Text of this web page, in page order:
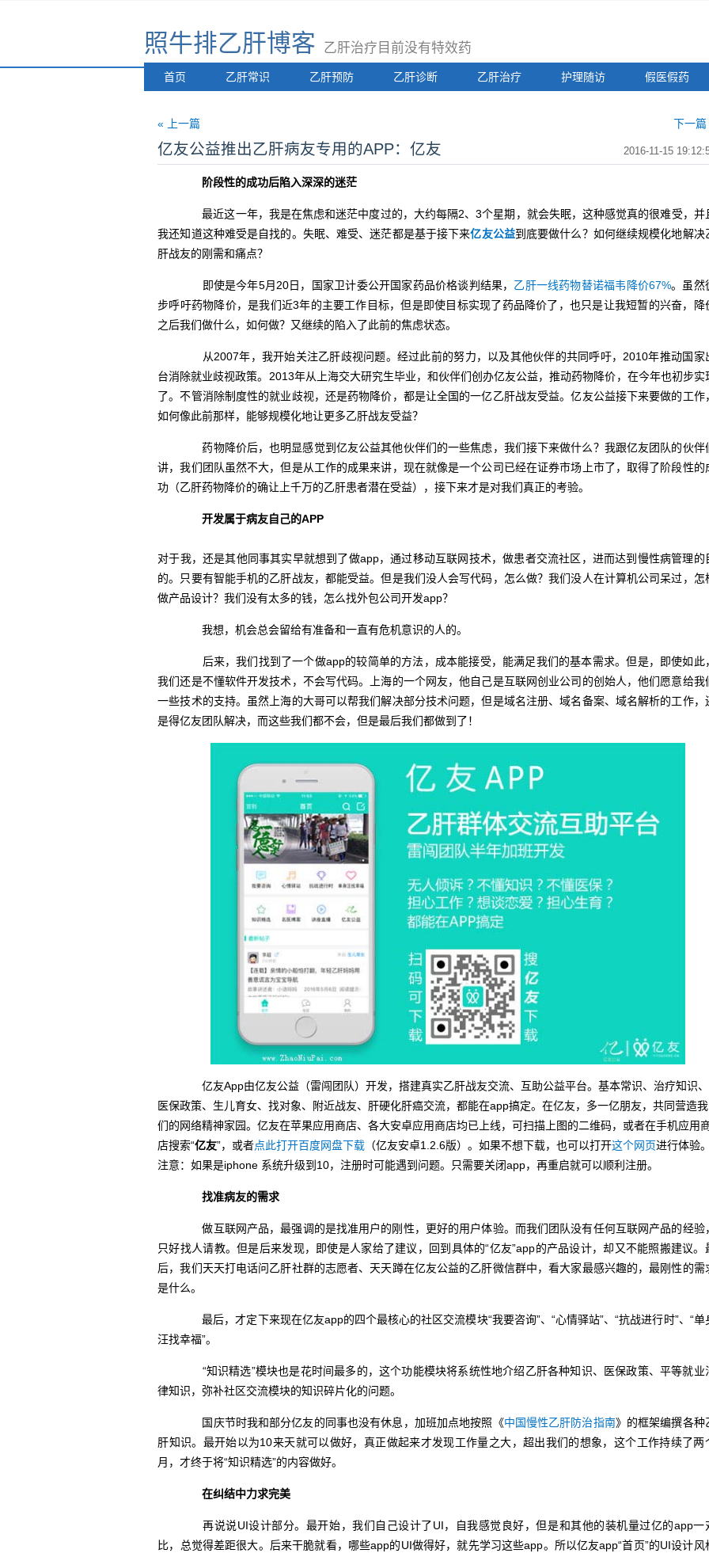
照牛排乙肝博客 乙肝治疗目前没有特效药
首页 乙肝常识 乙肝预防 乙肝诊断 乙肝治疗 护理随访 假医假药
« 上一篇 下一篇
2016-11-15
亿友公益推出乙肝病友专用的APP：亿友
阶段性的成功后陷入深深的迷茫
最近这一年，我是在焦虑和迷茫中度过的，大约每隔2、3个星期，就会失眠，这种感觉真的很难受，并
我还知道这种难受是自找的。失眠、难受、迷茫都是基于接下来亿友公益到底要做什么？如何继续规模化地解决
肝战友的刚需和痛点？
即使是今年5月20日，国家卫计委公开国家药品价格谈判结果， 乙肝一线药物替诺福韦降价67%。虽然
步呼吁药物降价，是我们近3年的主要工作目标，但是即使目标实现了药品降价了，也只是让我短暂的兴奋，降
之后我们做什么，如何做？又继续的陷入了此前的焦虑状态。
从2007年，我开始关注乙肝歧视问题。经过此前的努力，以及其他伙伴的共同呼吁，2010年推动国家
台消除就业歧视政策。2013年从上海交大研究生毕业，和伙伴们创办亿友公益，推动药物降价，在今年也初步实
了。不管消除制度性的就业歧视，还是药物降价，都是让全国的一亿乙肝战友受益。亿友公益接下来要做的工作，
如何像此前那样，能够规模化地让更多乙肝战友受益？
药物降价后，也明显感觉到亿友公益其他伙伴们的一些焦虑，我们接下来做什么？我跟亿友团队的伙伴
讲，我们团队虽然不大，但是从工作的成果来讲，现在就像是一个公司已经在证券市场上市了，取得了阶段性的
功（乙肝药物降价的确让上千万的乙肝患者潜在受益），接下来才是对我们真正的考验。
开发属于病友自己的APP
对于我，还是其他同事其实早就想到了做app，通过移动互联网技术，做患者交流社区，进而达到慢性病管理的
的。只要有智能手机的乙肝战友，都能受益。但是我们没人会写代码，怎么做？我们没人在计算机公司呆过，怎
做产品设计？我们没有太多的钱，怎么找外包公司开发app？
我想，机会总会留给有准备和一直有危机意识的人的。
后来，我们找到了一个做app的较简单的方法，成本能接受，能满足我们的基本需求。但是，即使如此，
我们还是不懂软件开发技术，不会写代码。上海的一个网友，他自己是互联网创业公司的创始人，他们愿意给我
一些技术的支持。虽然上海的大哥可以帮我们解决部分技术问题，但是域名注册、域名备案、域名解析的工作，
是得亿友团队解决，而这些我们都不会，但是最后我们都做到了！
亿友App由亿友公益（雷闯团队）开发，搭建真实乙肝战友交流、互助公益平台。基本常识、治疗知识、
医保政策、生儿育女、找对象、附近战友、肝硬化肝癌交流，都能在app搞定。在亿友，多一亿朋友，共同营造我
们的网络精神家园。亿友在苹果应用商店、各大安卓应用商店均已上线，可扫描上图的二维码，或者在手机应用
店搜索“亿友”，或者点此打开百度网盘下载 （亿友安卓1.2.6版）。如果不想下载，也可以打开这个网页进行体验。
注意：如果是iphone 系统升级到10，注册时可能遇到问题。只需要关闭app，再重启就可以顺利注册。
找准病友的需求
做互联网产品，最强调的是找准用户的刚性，更好的用户体验。而我们团队没有任何互联网产品的经验，
只好找人请教。但是后来发现，即使是人家给了建议，回到具体的“亿友”app的产品设计，却又不能照搬建议。
后，我们天天打电话问乙肝社群的志愿者、天天蹲在亿友公益的乙肝微信群中，看大家最感兴趣的，最刚性的需
是什么。
最后，才定下来现在亿友app的四个最核心的社区交流模块“我要咨询”、“心情驿站”、“抗战进行时”、“单
汪找幸福”。
“知识精选”模块也是花时间最多的，这个功能模块将系统性地介绍乙肝各种知识、医保政策、平等就业
律知识，弥补社区交流模块的知识碎片化的问题。
国庆节时我和部分亿友的同事也没有休息，加班加点地按照《中国慢性乙肝防治指南》的框架编撰各种
肝知识。最开始以为10来天就可以做好，真正做起来才发现工作量之大，超出我们的想象，这个工作持续了两
月，才终于将“知识精选”的内容做好。
在纠结中力求完美
再说说UI设计部分。最开始，我们自己设计了UI，自我感觉良好，但是和其他的装机量过亿的app一
比，总觉得差距很大。后来干脆就看，哪些app的UI做得好，就先学习这些app。所以亿友app“首页”的UI设计风